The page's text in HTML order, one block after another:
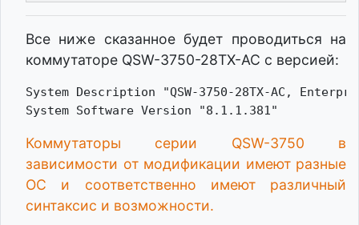
Все ниже сказанное будет проводиться на
коммутаторе QSW-3750-28TX-AC с версией:
System Description "QSW-3750-28TX-AC,
Коммутаторы серии QSW-3750 в
зависимости от модификации имеют разные
ОС и соответственно имеют различный
синтаксис и возможности.